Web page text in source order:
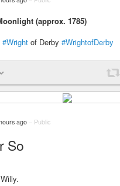
(approx. 1785)
#Wright of Derby #WrightofDerby
ago – Public
So